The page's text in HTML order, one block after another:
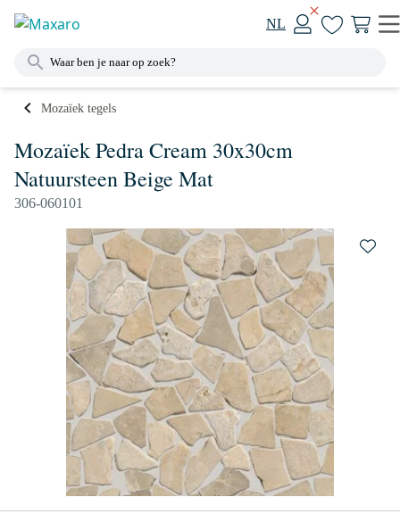
NL
Mozaïek tegels
Mozaïek Pedra Cream 30x30cm
Natuursteen Beige Mat
306-060101